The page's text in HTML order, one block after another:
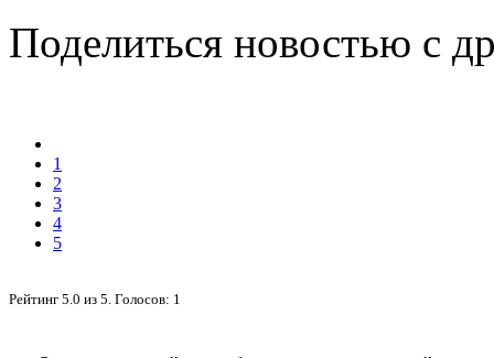
Поделиться новостью с
1
2
3
4
5
Рейтинг 5.0 из 5 . Голосов: 1